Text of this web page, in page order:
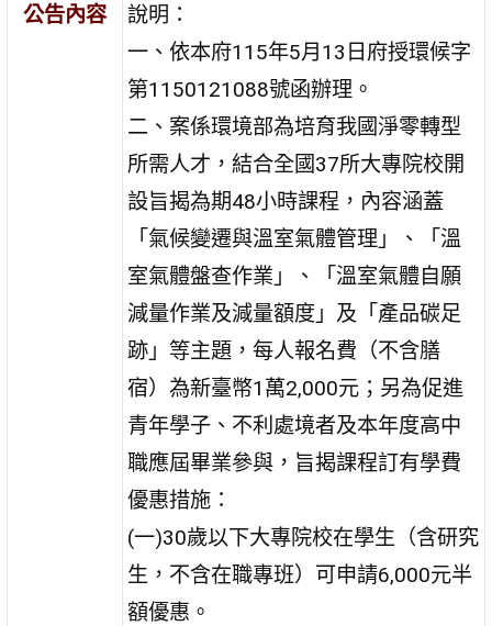
公告內容
說明：
一、依本府115年5月13日府授環候字
第1150121088號函辦理。
二、案係環境部為培育我國淨零轉型
所需人才，結合全國37所大專院校開
設旨揭為期48小時課程，內容涵蓋
「氣候變遷與溫室氣體管理」、「溫
室氣體盤查作業」、「溫室氣體自願
減量作業及減量額度」及「產品碳足
跡」等主題，每人報名費（不含膳
宿）為新臺幣1萬2,000元；另為促進
青年學子、不利處境者及本年度高中
職應屆畢業參與，旨揭課程訂有學費
優惠措施：
(一)30歲以下大專院校在學生（含研究
生，不含在職專班）可申請6,000元半
額優惠。